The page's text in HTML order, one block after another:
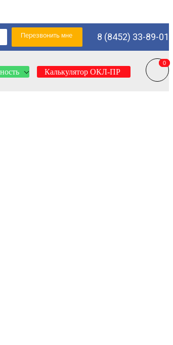
Перезвонить мне 8 (8452) 33-89-01
0
0
Калькулятор ОКЛ-ПР